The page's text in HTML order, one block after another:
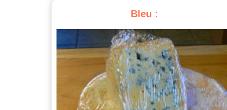
Bleu :